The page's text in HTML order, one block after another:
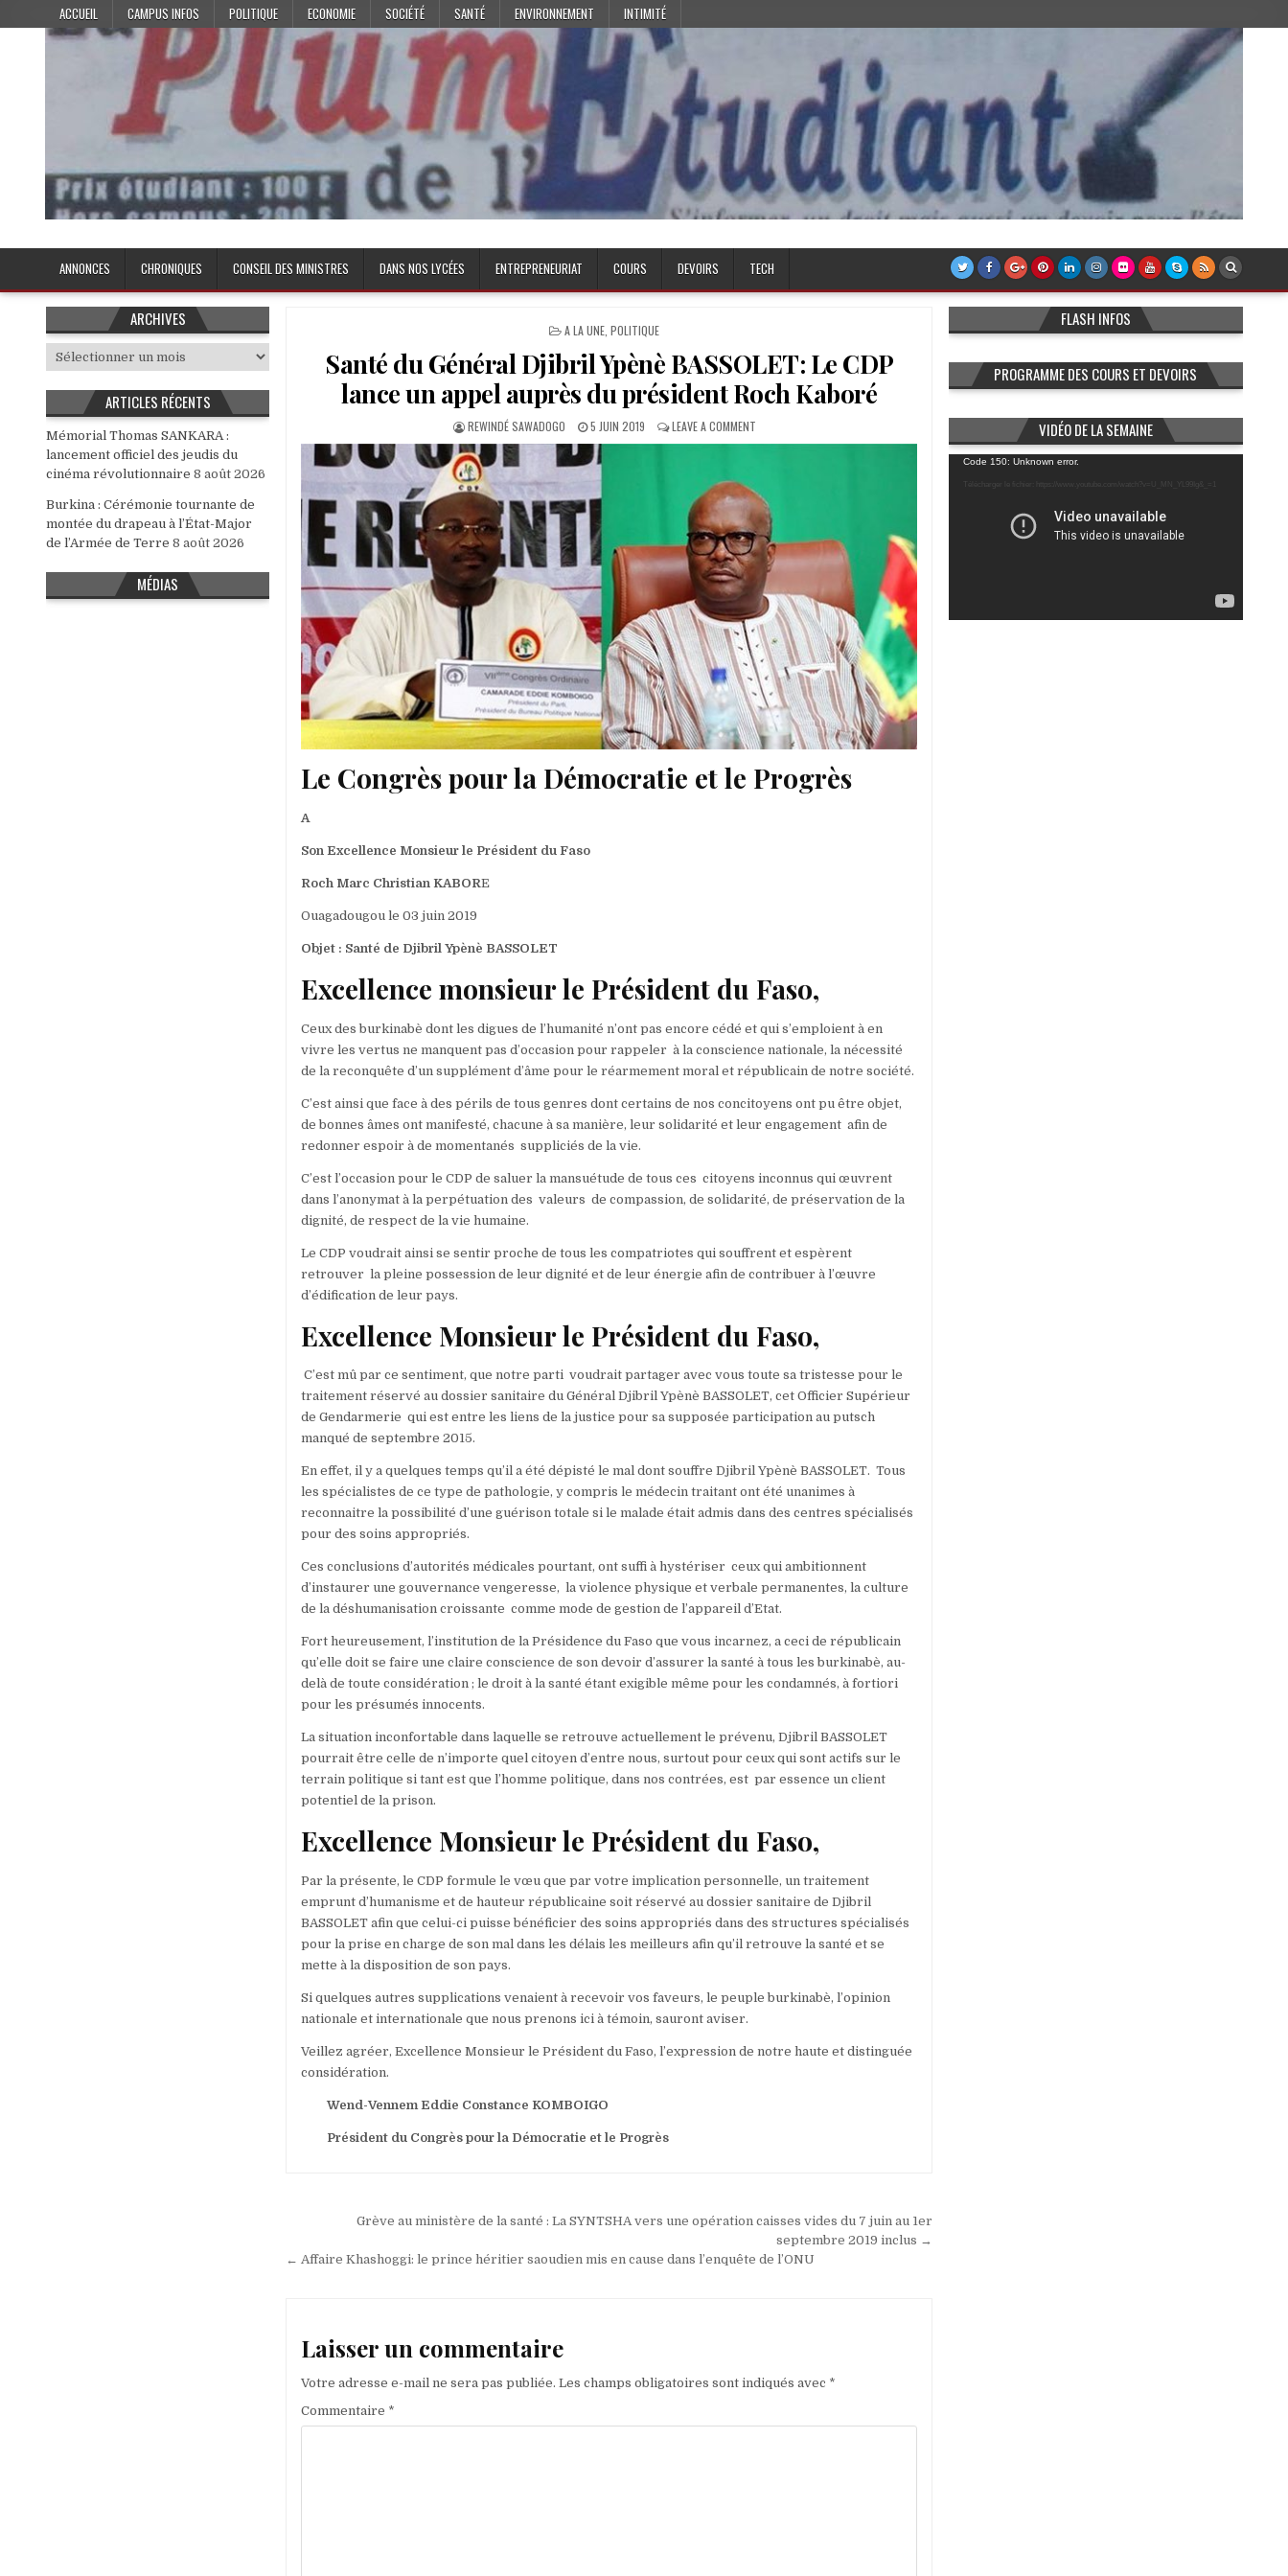
to
ACCUEIL CAMPUS INFOS POLITIQUE ECONOMIE SOCIÉTÉ SANTÉ ENVIRONNEMENT INTIMITÉ
Plume de l'Etudiant
ANNONCES CHRONIQUES CONSEIL DES MINISTRES DANS NOS LYCÉES ENTREPRENEURIAT COURS DEVOIRS TECH
POSTED
A LA UNE ,POLITIQUE
Santé du Général Djibril Ypènè BASSOLET: Le CDP
lance un appel auprès du président Roch Kaboré
AUTHOR:
REWINDÉ SAWADOGO
PUBLISHED
DATE:
5 JUIN 2019 LEAVE A COMMENTON
SANTÉ
DJIBRIL
YPÈNÈ
BASSOLET:
LE
CDP
LANCE
UN
APPEL
AUPRÈS
DU
PRÉSIDENT
ROCH
KABORÉ
Le Congrès pour la Démocratie et le Progrès
A
Son Excellence Monsieur le Président du Faso
Roch Marc Christian KABORE
Ouagadougou le 03 juin 2019
Objet : Santé de Djibril Ypènè BASSOLET
Excellence monsieur le Président du Faso,
Ceux des burkinabè dont les digues de l’humanité n’ont pas encore cédé et qui s’emploient à en
vivre les vertus ne manquent pas d’occasion pour rappeler à la conscience nationale, la nécessité
de la reconquête d’un supplément d’âme pour le réarmement moral et républicain de notre société.
C’est ainsi que face à des périls de tous genres dont certains de nos concitoyens ont pu être objet,
de bonnes âmes ont manifesté, chacune à sa manière, leur solidarité et leur engagement afin de
redonner espoir à de momentanés suppliciés de la vie.
C’est l’occasion pour le CDP de saluer la mansuétude de tous ces citoyens inconnus qui œuvrent
dans l’anonymat à la perpétuation des valeurs de compassion, de solidarité, de préservation de la
dignité, de respect de la vie humaine.
Le CDP voudrait ainsi se sentir proche de tous les compatriotes qui souffrent et espèrent
retrouver la pleine possession de leur dignité et de leur énergie afin de contribuer à l’œuvre
d’édification de leur pays.
Excellence Monsieur le Président du Faso,
C’est mû par ce sentiment, que notre parti voudrait partager avec vous toute sa tristesse pour le
traitement réservé au dossier sanitaire du Général Djibril Ypènè BASSOLET, cet Officier Supérieur
de Gendarmerie qui est entre les liens de la justice pour sa supposée participation au putsch
manqué de septembre 2015.
En effet, il y a quelques temps qu’il a été dépisté le mal dont souffre Djibril Ypènè BASSOLET. Tous
les spécialistes de ce type de pathologie, y compris le médecin traitant ont été unanimes à
reconnaitre la possibilité d’une guérison totale si le malade était admis dans des centres spécialisés
pour des soins appropriés.
Ces conclusions d’autorités médicales pourtant, ont suffi à hystériser ceux qui ambitionnent
d’instaurer une gouvernance vengeresse, la violence physique et verbale permanentes, la culture
de la déshumanisation croissante comme mode de gestion de l’appareil d’Etat.
Fort heureusement, l’institution de la Présidence du Faso que vous incarnez, a ceci de républicain
qu’elle doit se faire une claire conscience de son devoir d’assurer la santé à tous les burkinabè, au-
delà de toute considération ; le droit à la santé étant exigible même pour les condamnés, à fortiori
pour les présumés innocents.
La situation inconfortable dans laquelle se retrouve actuellement le prévenu, Djibril BASSOLET
pourrait être celle de n’importe quel citoyen d’entre nous, surtout pour ceux qui sont actifs sur le
terrain politique si tant est que l’homme politique, dans nos contrées, est par essence un client
potentiel de la prison.
Excellence Monsieur le Président du Faso,
Par la présente, le CDP formule le vœu que par votre implication personnelle, un traitement
emprunt d’humanisme et de hauteur républicaine soit réservé au dossier sanitaire de Djibril
BASSOLET afin que celui-ci puisse bénéficier des soins appropriés dans des structures spécialisés
pour la prise en charge de son mal dans les délais les meilleurs afin qu’il retrouve la santé et se
mette à la disposition de son pays.
Si quelques autres supplications venaient à recevoir vos faveurs, le peuple burkinabè, l’opinion
nationale et internationale que nous prenons ici à témoin, sauront aviser.
Veillez agréer, Excellence Monsieur le Président du Faso, l’expression de notre haute et distinguée
considération.
Wend-Vennem Eddie Constance KOMBOIGO
Président du Congrès pour la Démocratie et le Progrès
Navigation
de
Grève au ministère de la santé : La SYNTSHA vers une opération caisses vides du 7 juin au 1er
septembre 2019 inclus →
← Affaire Khashoggi: le prince héritier saoudien mis en cause dans l’enquête de l’ONU
Laisser un commentaire
Votre adresse e-mail ne sera pas publiée. Les champs obligatoires sont indiqués avec *
Commentaire *
ARCHIVES
Archives
ARTICLES RÉCENTS
Mémorial Thomas SANKARA :
lancement officiel des jeudis du
cinéma révolutionnaire 8 août 2026
Burkina : Cérémonie tournante de
montée du drapeau à l’État-Major
de l’Armée de Terre 8 août 2026
MÉDIAS
FLASH INFOS
PROGRAMME DES COURS ET DEVOIRS
VIDÉO DE LA SEMAINE
Lecteur
vidéo
Code 150: Unknown error.
Télécharger le fichier: https://www.youtube.com/watch?v=U_MN_YL99Ig&_=1